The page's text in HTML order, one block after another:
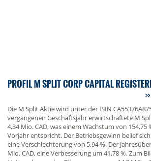
PROFIL M SPLIT CORP CAPITAL
Die M Split Aktie wird unter der ISIN
vergangenen Geschäftsjahr erwirtschaftete M
4,34 Mio. CAD, was einem Wachstum von 154,75
Vorjahr entspricht. Der Betriebsgewinn belief sich
eine Verschlechterung von 5,94 %. Der
Mio. CAD, eine Verbesserung um 41,78 %. Zum